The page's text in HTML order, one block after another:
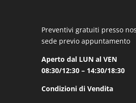
Preventivi gratuiti presso
sede previo appuntamento
Aperto dal LUN al VEN
08:30/12:30 – 14:30/18:30
Condizioni di Vendita